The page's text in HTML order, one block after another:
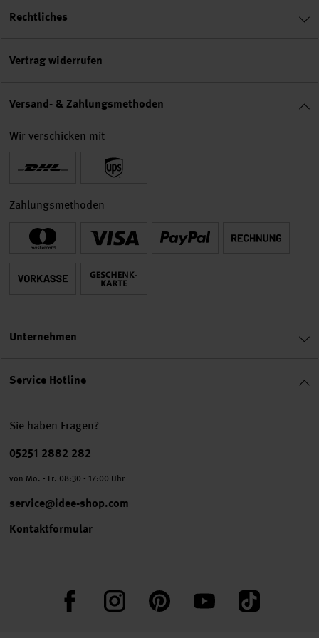
Service Hotline
Sie haben Fragen?
Telefonnummer
05251 2882 282
von Mo. - Fr. 08:30 - 17:00 Uhr
service@idee-shop.com
Kontaktformular
FacebookInstagram PinterestYouTube TikTok
Rechtliches
Vertrag widerrufen
Versand- & Zahlungsmethoden
Wir verschicken mit
Zahlungsmethoden
Unternehmen